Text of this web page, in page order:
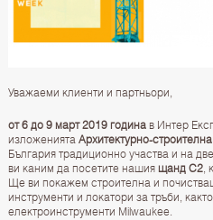
Уважаеми клиенти и партньори,
от 6 до 9 март 2019 годинав Интер
изложенията Архитектурно-
България традиционно участва и на
ви каним да посетите нашия щанд C2,
Ще ви покажем строителна и
инструменти и локатори за тръби,
електроинструменти Milwaukee.